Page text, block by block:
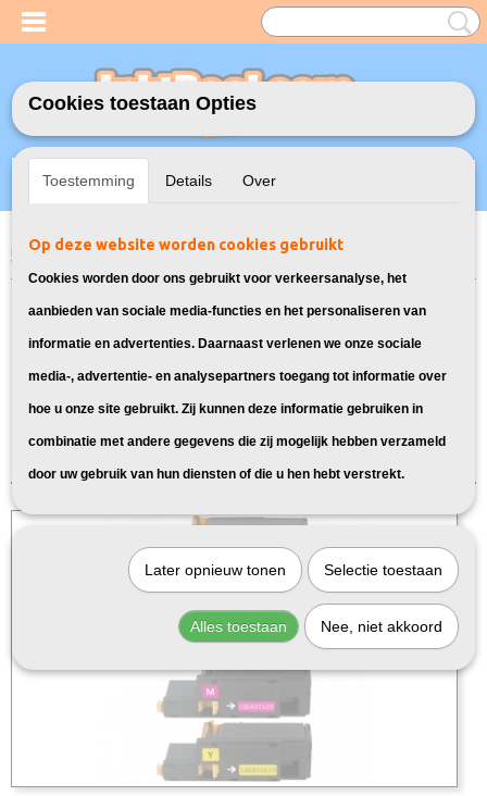
Inloggen Registreren
UW WINKELWAGEN
Home>Toners>106R01630 - 106R01627 Toners voor Xerox
voor Xerox Phaser 6000
Bekijk hier alle toners voor de Xerox
Phaser 6000:
Cookies toestaan Opties
Toestemming Details Over
Op deze website worden cookies gebruikt
Cookies worden door ons gebruikt voor verkeersanalyse, het
aanbieden van sociale media-functies en het personaliseren van
informatie en advertenties. Daarnaast verlenen we onze sociale
media-, advertentie- en analysepartners toegang tot informatie over
hoe u onze site gebruikt. Zij kunnen deze informatie gebruiken in
combinatie met andere gegevens die zij mogelijk hebben verzameld
door uw gebruik van hun diensten of die u hen hebt verstrekt.
Later opnieuw tonen Selectie toestaan
Alles toestaan Nee, niet akkoord